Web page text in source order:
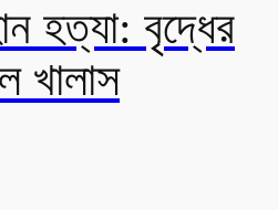
হত্যা: বৃদ্ধের
খালাস